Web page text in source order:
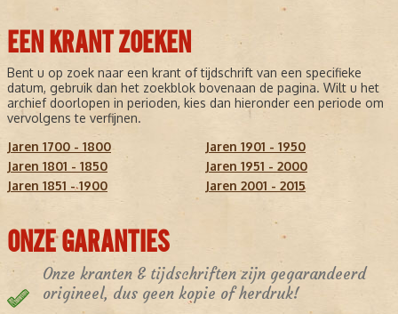
EEN KRANT ZOEKEN
Bent u op zoek naar een krant of tijdschrift van een specifieke
datum, gebruik dan het zoekblok bovenaan de pagina. Wilt u het
archief doorlopen in perioden, kies dan hieronder een periode om
vervolgens te verfijnen.
Jaren 1700 - 1800
Jaren 1801 - 1850
Jaren 1851 - 1900
Jaren 1901 - 1950
Jaren 1951 - 2000
Jaren 2001 - 2015
ONZE GARANTIES
Onze kranten & tijdschriften zijn gegarandeerd
origineel, dus geen kopie of herdruk!